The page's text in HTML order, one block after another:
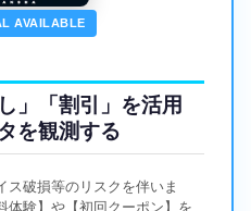
AVAILABLE
」「割引」を活用
を観測する
破損等のリスクを伴いま
体験】や【初回クーポン】を